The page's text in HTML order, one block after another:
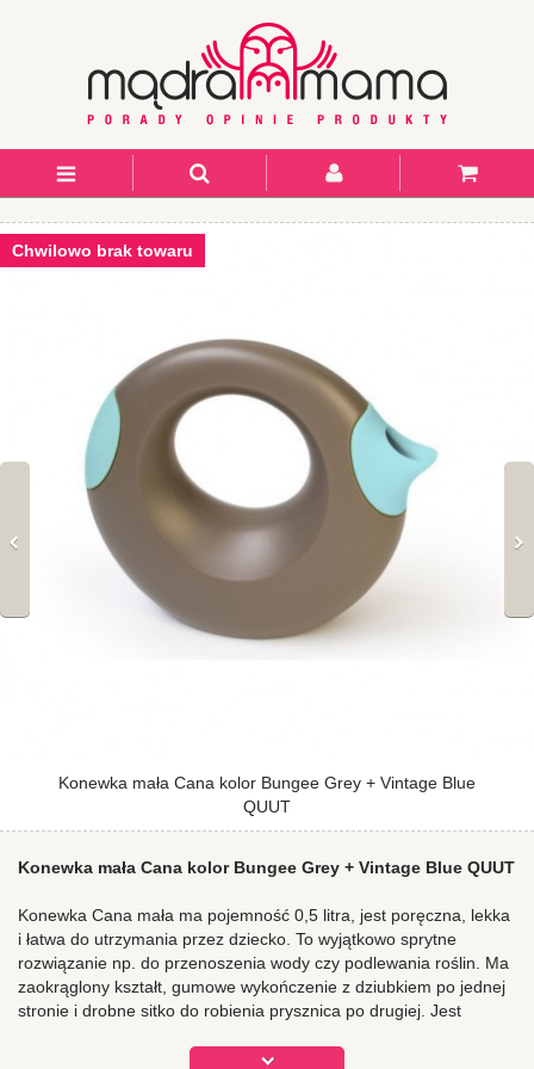
Chwilowo brak towaru
Konewka mała Cana kolor Bungee Grey + Vintage Blue
QUUT
Konewka mała Cana kolor Bungee Grey + Vintage Blue QUUT
Konewka Cana mała ma pojemność 0,5 litra, jest poręczna, lekka
i łatwa do utrzymania przez dziecko. To wyjątkowo sprytne
rozwiązanie np. do przenoszenia wody czy podlewania roślin. Ma
zaokrąglony kształt, gumowe wykończenie z dziubkiem po jednej
stronie i drobne sitko do robienia prysznica po drugiej. Jest
ogrodzie, podczas zabaw nad wodą oraz w wannie.